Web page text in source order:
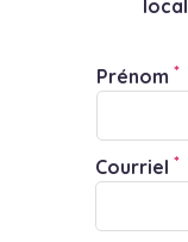
Prénom *
Courriel *